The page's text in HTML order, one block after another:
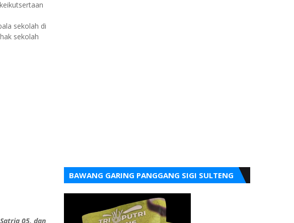
sekolah di
sekolah
05, dan
BAWANG GARING PANGGANG SIGI SULTENG